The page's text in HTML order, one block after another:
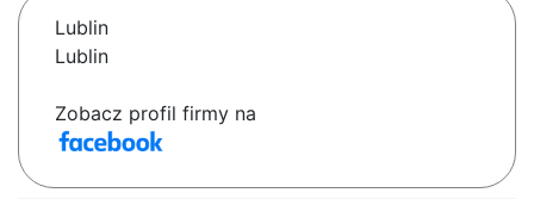
Lublin
Lublin
Zobacz profil firmy na